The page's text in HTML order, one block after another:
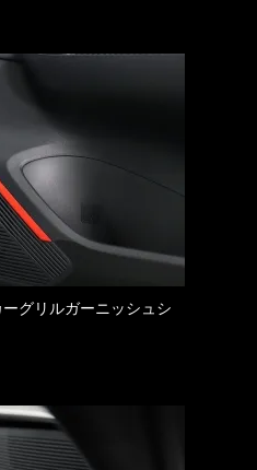
グリルガーニッシュシ